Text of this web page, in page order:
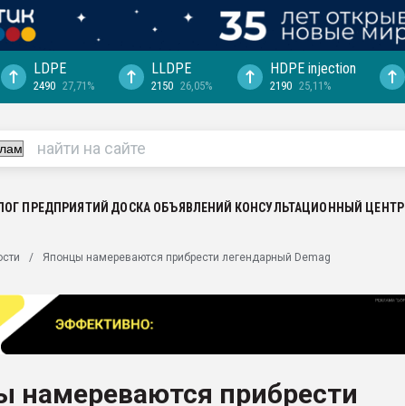
выходит на
рынке
LDPE
2490 27,71%
LLDPE
2150 26,05%
HDPE injection
2190 25,11%
ПРЕДПРИЯТИЙ ДОСКА ОБЪЯВЛЕНИЙ КОНСУЛЬТАЦИОННЫЙ ЦЕНТР
Японцы намереваются прибрести легендарный Demag
намереваются прибрести